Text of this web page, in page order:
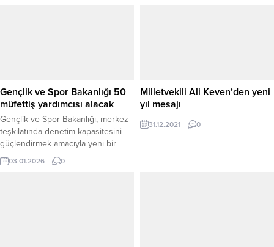
Gençlik ve Spor Bakanlığı 50
müfettiş yardımcısı alacak
Gençlik ve Spor Bakanlığı, merkez
teşkilatında denetim kapasitesini
güçlendirmek amacıyla yeni bir
personel alım ilanı yayımladı.
Bakanlığın resmî internet sitesi ve
03.01.2026 0
Milletvekili Ali Keven’den yeni
yıl mesajı
31.12.2021 0